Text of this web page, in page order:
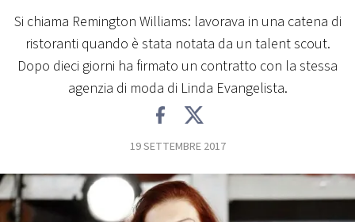
PLAYLIST
NEWS
EVENTI
Si chiama Remington Williams: lavorava in una catena di
ristoranti quando è stata notata da un talent scout.
Dopo dieci giorni ha firmato un contratto con la stessa
agenzia di moda di Linda Evangelista.
19 SETTEMBRE 2017